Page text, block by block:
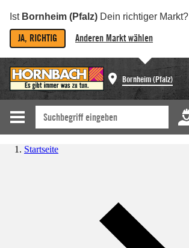
Ist Bornheim (Pfalz) Dein richtiger Markt?
JA, RICHTIG Anderen Markt wählen
Bornheim (Pfalz)
Startseite